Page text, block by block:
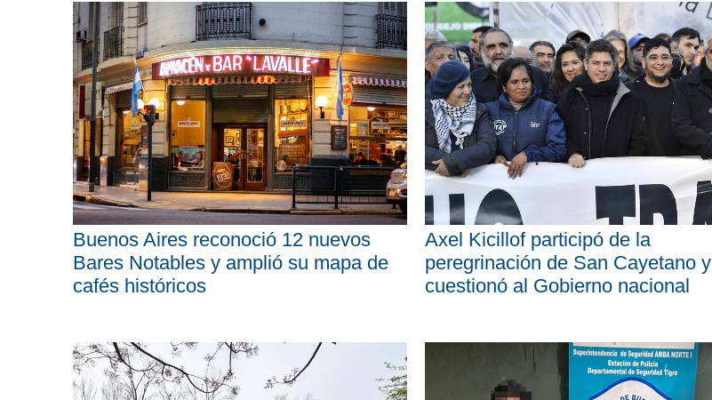
Buenos Aires reconoció 12 nuevos
Bares Notables y amplió su mapa de
cafés históricos
Axel Kicillof participó de la
peregrinación de San Cayetano y
cuestionó al Gobierno nacional